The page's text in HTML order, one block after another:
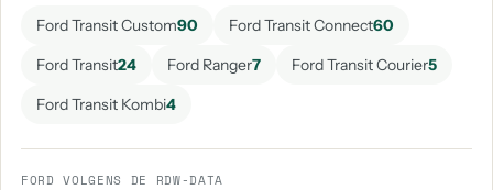
Ford Transit Custom90 Ford Transit Connect60
Ford Transit24 Ford Ranger7 Ford Transit Courier5
Ford Transit Kombi4
FORD VOLGENS DE RDW-DATA